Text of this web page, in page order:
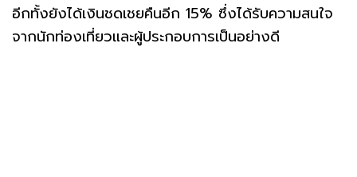
อีกทั้งยังได้เงินชดเชยคืนอีก 15% ซึ่งได้รับความสนใจ
จากนักท่องเที่ยวและผู้ประกอบการเป็นอย่างดี